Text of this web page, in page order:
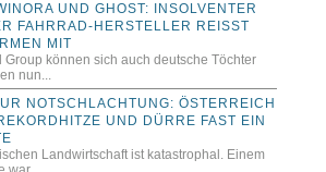
UND GHOST: INSOLVENTER
FAHRRAD-HERSTELLER REISST D
MIT
Group können sich auch deutsche Töchter
nun...
NOTSCHLACHTUNG: ÖSTERREICH
UND DÜRRE FAST EIN
Landwirtschaft ist katastrophal. Einem